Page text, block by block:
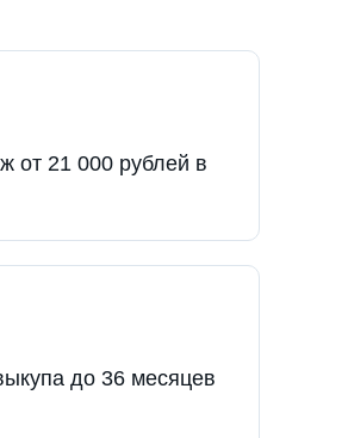
от 21 000 рублей в
до 36 месяцев